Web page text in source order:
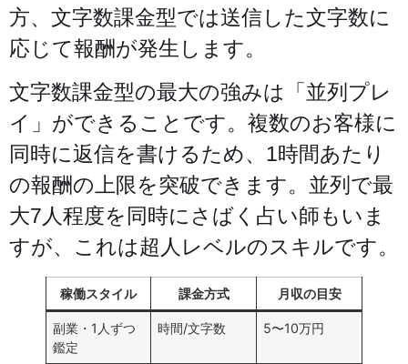
方、文字数課金型では送信した文字数に
応じて報酬が発生します。
文字数課金型の最大の強みは「並列プレ
イ」ができることです。複数のお客様に
同時に返信を書けるため、1時間あたり
の報酬の上限を突破できます。並列で最
大7人程度を同時にさばく占い師もいま
すが、これは超人レベルのスキルです。
稼働スタイル 課金方式 月収の目安
副業・1人ずつ
鑑定
時間/文字数 5〜10万円